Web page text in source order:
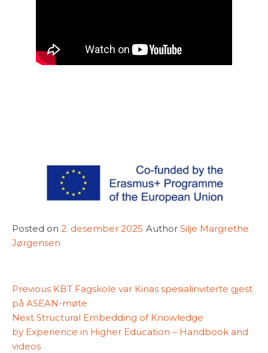
Posted on 2. desember 2025 Author Silje Margrethe
Jørgensen
Innleggsnavigasjon
Previous Previous
post:
KBT Fagskole var Kinas spesialinviterte gjest
på ASEAN-møte
Next Next
post:
Structural Embedding of Knowledge
by Experience in Higher Education – Handbook and
videos